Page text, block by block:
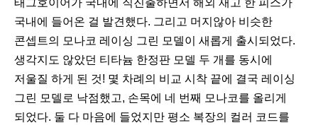
국내에 들어온 걸 발견했다. 그리고 머지않아 비슷한
콘셉트의 모나코 레이싱 그린 모델이 새롭게 출시되었다.
생각지도 않았던 티타늄 한정판 모델 두 개를 동시에
저울질 하게 된 것! 몇 차례의 비교 시착 끝에 결국 레이싱
그린 모델로 낙점했고, 손목에 네 번째 모나코를 올리게
되었다. 둘 다 마음에 들었지만 평소 복장의 컬러 코드를